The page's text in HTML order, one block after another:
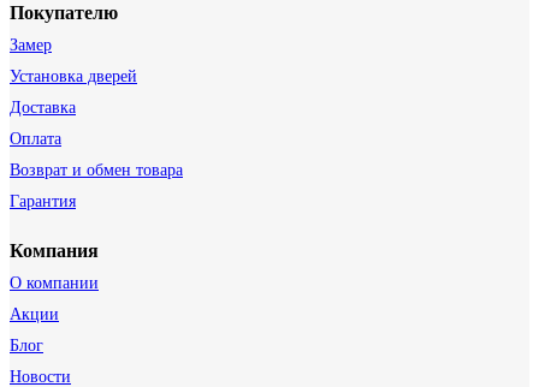
Покупателю
Замер
Установка дверей
Доставка
Оплата
Возврат и обмен товара
Гарантия
Компания
О компании
Акции
Блог
Новости